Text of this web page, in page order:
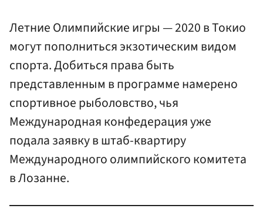
Летние Олимпийские игры — 2020 в Токио
могут пополниться экзотическим видом
спорта. Добиться права быть
представленным в программе намерено
спортивное рыболовство, чья
Международная конфедерация уже
подала заявку в штаб-квартиру
Международного олимпийского комитета
в Лозанне.